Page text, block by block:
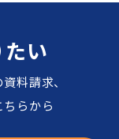
い
料請求、
らから